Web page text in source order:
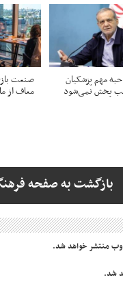
مهم پزشکیان
پخش نمی‌شود
صنعت
معاف از
بازگشت به صفحه
وب منتشر خواهد شد.
شد.